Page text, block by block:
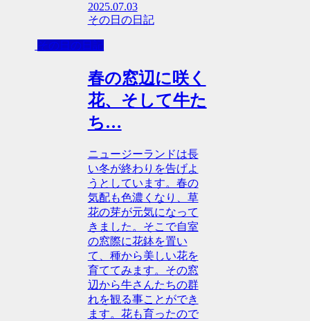
2025.07.03
その日の日記
その日の日記
春の窓辺に咲く
花、そして牛た
ち…
ニュージーランドは長
い冬が終わりを告げよ
うとしています。春の
気配も色濃くなり、草
花の芽が元気になって
きました。そこで自室
の窓際に花鉢を置い
て、種から美しい花を
育ててみます。その窓
辺から牛さんたちの群
れを観る事ことができ
ます。花も育ったので